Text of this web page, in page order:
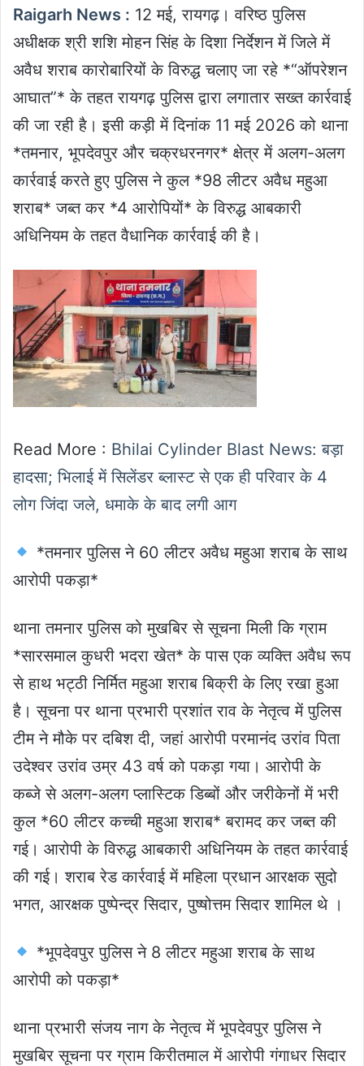
Raigarh News : 12 मई, रायगढ़। वरिष्ठ पुलिस
अधीक्षक श्री शशि मोहन सिंह के दिशा निर्देशन में जिले में
अवैध शराब कारोबारियों के विरुद्ध चलाए जा रहे *“ऑपरेशन
आघात”* के तहत रायगढ़ पुलिस द्वारा लगातार सख्त कार्रवाई
की जा रही है। इसी कड़ी में दिनांक 11 मई 2026 को थाना
*तमनार, भूपदेवपुर और चक्रधरनगर* क्षेत्र में अलग-अलग
कार्रवाई करते हुए पुलिस ने कुल *98 लीटर अवैध महुआ
शराब* जब्त कर *4 आरोपियों* के विरुद्ध आबकारी
अधिनियम के तहत वैधानिक कार्रवाई की है।
Read More : Bhilai Cylinder Blast News: बड़ा
हादसा; भिलाई में सिलेंडर ब्लास्ट से एक ही परिवार के 4
लोग जिंदा जले, धमाके के बाद लगी आग
*तमनार पुलिस ने 60 लीटर अवैध महुआ शराब के साथ
आरोपी पकड़ा*
थाना तमनार पुलिस को मुखबिर से सूचना मिली कि ग्राम
*सारसमाल कुधरी भदरा खेत* के पास एक व्यक्ति अवैध रूप
से हाथ भट्ठी निर्मित महुआ शराब बिक्री के लिए रखा हुआ
है। सूचना पर थाना प्रभारी प्रशांत राव के नेतृत्व में पुलिस
टीम ने मौके पर दबिश दी, जहां आरोपी परमानंद उरांव पिता
उदेश्वर उरांव उम्र 43 वर्ष को पकड़ा गया। आरोपी के
कब्जे से अलग-अलग प्लास्टिक डिब्बों और जरीकेनों में भरी
कुल *60 लीटर कच्ची महुआ शराब* बरामद कर जब्त की
गई। आरोपी के विरुद्ध आबकारी अधिनियम के तहत कार्रवाई
की गई। शराब रेड कार्रवाई में महिला प्रधान आरक्षक सुदो
भगत, आरक्षक पुष्पेन्द्र सिदार, पुष्षोत्तम सिदार शामिल थे ।
*भूपदेवपुर पुलिस ने 8 लीटर महुआ शराब के साथ
आरोपी को पकड़ा*
थाना प्रभारी संजय नाग के नेतृत्व में भूपदेवपुर पुलिस ने
मुखबिर सूचना पर ग्राम किरीतमाल में आरोपी गंगाधर सिदार